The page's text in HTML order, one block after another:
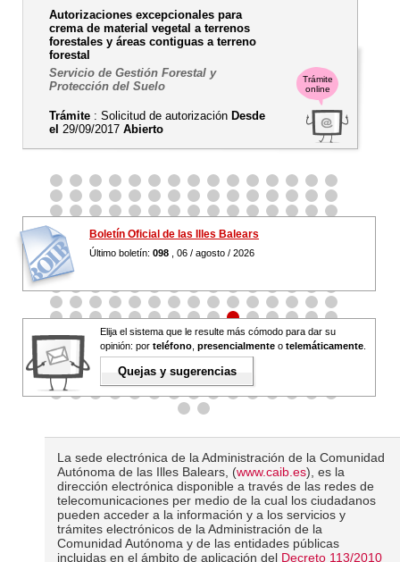
Trámite
online
Autorizaciones excepcionales para
crema de material vegetal a terrenos
forestales y áreas contiguas a terreno
forestal
Servicio de Gestión Forestal y
Protección del Suelo
Trámite : Solicitud de autorización Desde
el 29/09/2017 Abierto
Boletín Oficial de las Illes Balears
Último boletín: 098 , 06 / agosto / 2026
Elija el sistema que le resulte más cómodo para dar su
opinión: por teléfono presencialmente o telemáticamente
Quejas y sugerencias
La sede electrónica de la Administración de la Comunidad
Autónoma de las Illes Balears, (www.caib.es), es la
dirección electrónica disponible a través de las redes de
telecomunicaciones per medio de la cual los ciudadanos
pueden acceder a la información y a los servicios y
trámites electrónicos de la Administración de la
Comunidad Autónoma y de las entidades públicas
incluidas en el ámbito de aplicación del Decreto 113/2010